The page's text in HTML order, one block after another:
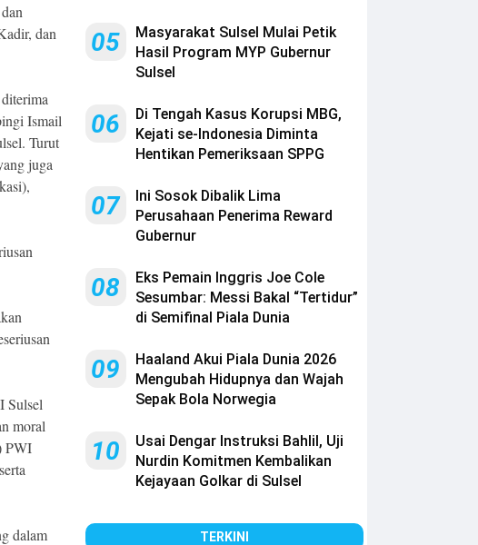
dan
Ismail
Turut
juga
Sulsel
moral
PWI
dalam
05
Masyarakat Sulsel Mulai Petik
Hasil Program MYP Gubernur
Sulsel
06
Di Tengah Kasus Korupsi MBG,
Kejati se-Indonesia Diminta
Hentikan Pemeriksaan SPPG
07
Ini Sosok Dibalik Lima
Perusahaan Penerima Reward
Gubernur
08
Eks Pemain Inggris Joe Cole
Sesumbar: Messi Bakal “Tertidur”
di Semifinal Piala Dunia
09
Haaland Akui Piala Dunia 2026
Mengubah Hidupnya dan Wajah
Sepak Bola Norwegia
10
Usai Dengar Instruksi Bahlil, Uji
Nurdin Komitmen Kembalikan
Kejayaan Golkar di Sulsel
TERKINI